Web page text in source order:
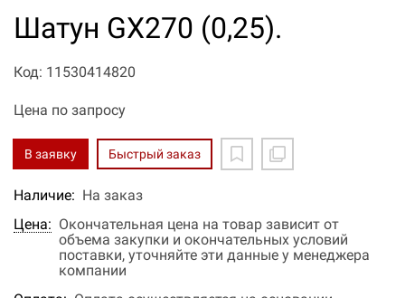
Шатун GX270 (0,25).
Код: 11530414820
Цена по запросу
В заявку Быстрый заказ
Наличие: На заказ
Цена: Окончательная цена на товар зависит от
объема закупки и окончательных условий
поставки, уточняйте эти данные у менеджера
компании